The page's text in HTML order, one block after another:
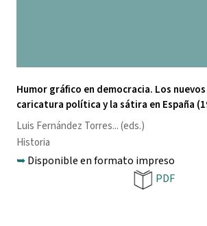
Humor gráfico en democracia. Los
caricatura política y la sátira en España
Luis Fernández Torres... (eds.)
Historia
➥Disponible en formato impreso
PDF